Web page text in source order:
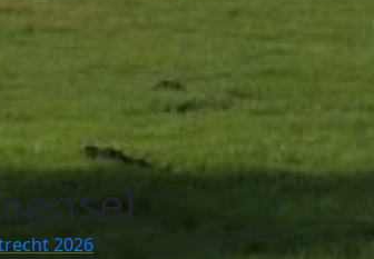
2026